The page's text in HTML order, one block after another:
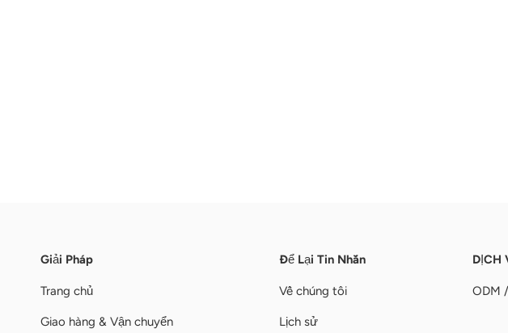
Giải Pháp
Trang chủ
Giao hàng & Vận chuyển
Để Lại Tin Nhắn
Về chúng tôi
Lịch sử
DỊCH
ODM